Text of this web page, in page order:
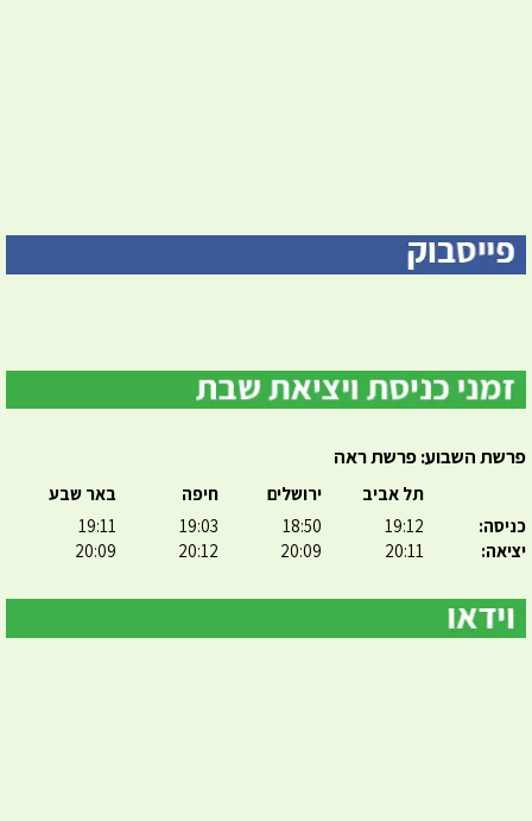
פרשת השבוע: פרשת ראה
כניסה:
יציאה:
תל אביב
19:12
20:11
ירושלים
18:50
20:09
חיפה
19:03
20:12
באר שבע
19:11
20:09